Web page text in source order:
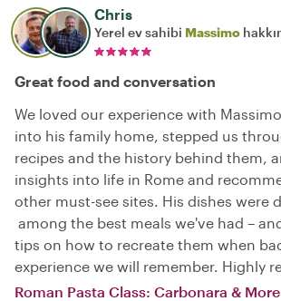
Chris
Yerel ev sahibi Massimo
Great food and conversation
We loved our experience with
into his family home, stepped us
recipes and the history behind them,
insights into life in Rome and
other must-see sites. His dishes were
among the best meals we've had –
tips on how to recreate them when
experience we will remember. Highly
Roman Pasta Class: Carbonara & More